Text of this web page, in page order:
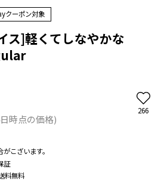
クーポン対象
ス]軽くてしなやかな
時点の価格)
266
こざいます。
証
料無料